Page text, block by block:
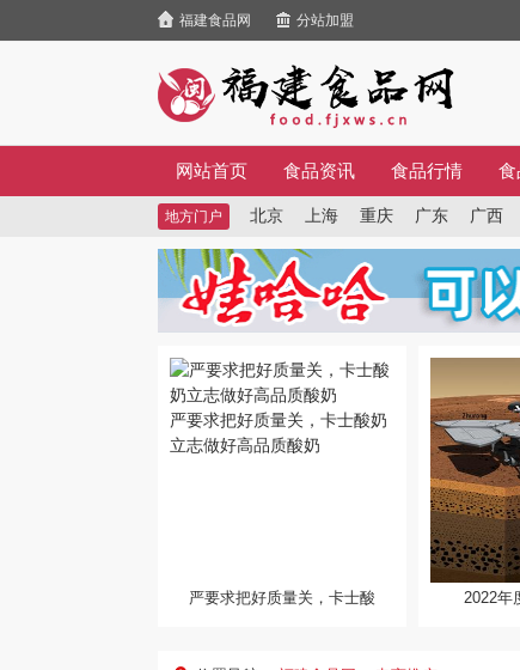
福建食品网 分站加盟
网站首页 食品资讯 食品行情 食
地方门户 北京 上海 重庆 广东 广西
严要求把好质量关，卡士酸奶
立志做好高品质酸奶
严要求把好质量关，卡士酸
2022年度
2022年